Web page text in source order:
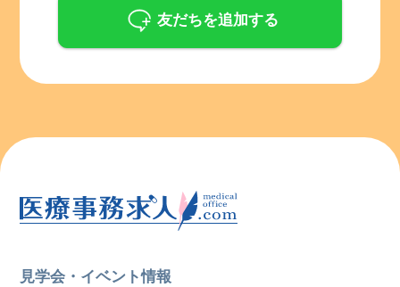
友だちを追加する
見学会・イベント情報